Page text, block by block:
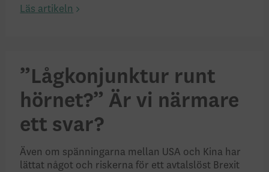
Läs artikeln
”Lågkonjunktur runt
hörnet?” Är vi närmare
ett svar?
Även om spänningarna mellan USA och Kina har
lättat något och riskerna för ett avtalslöst Brexit